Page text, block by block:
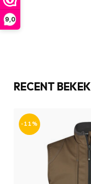
9,0
RECENT
-11%